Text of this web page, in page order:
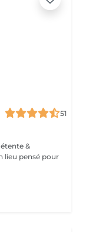
51
&